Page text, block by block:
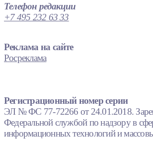
Телефон редакции
+7 495 232 63 33
Реклама на сайте
Росреклама
Регистрационный номер серии
ЭЛ № ФС 77-72266 от 24.01.2018.
Федеральной службой по надзору в
информационных технологий и